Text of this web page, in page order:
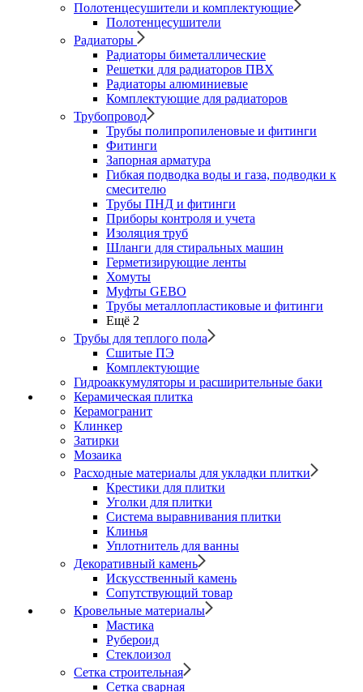
Полотенцесушители и комплектующие
Полотенцесушители
Радиаторы
Радиаторы биметаллические
Решетки для радиаторов ПВХ
Радиаторы алюминиевые
Комплектующие для радиаторов
Трубопровод
Трубы полипропиленовые и фитинги
Фитинги
Запорная арматура
Гибкая подводка воды и газа, подводки к
смесителю
Трубы ПНД и фитинги
Приборы контроля и учета
Изоляция труб
Шланги для стиральных машин
Герметизирующие ленты
Хомуты
Муфты GEBO
Трубы металлопластиковые и фитинги
Ещё 2
Трубы для теплого пола
Сшитые ПЭ
Комплектующие
Гидроаккумуляторы и расширительные баки
Керамическая плитка
Керамогранит
Клинкер
Затирки
Мозаика
Расходные материалы для укладки плитки
Крестики для плитки
Уголки для плитки
Система выравнивания плитки
Клинья
Уплотнитель для ванны
Декоративный камень
Искусственный камень
Сопутствующий товар
Кровельные материалы
Мастика
Рубероид
Стеклоизол
Сетка строительная
Сетка сварная